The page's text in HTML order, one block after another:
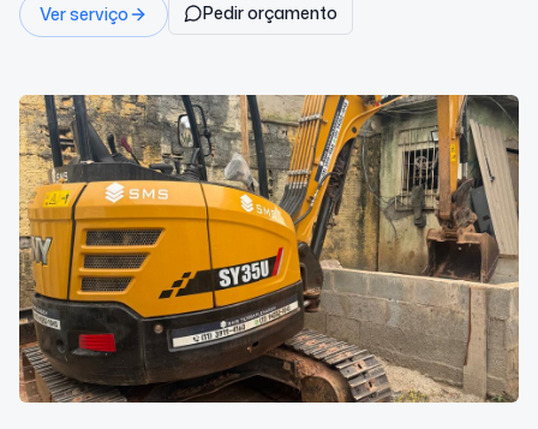
Ver serviço Pedir orçamento